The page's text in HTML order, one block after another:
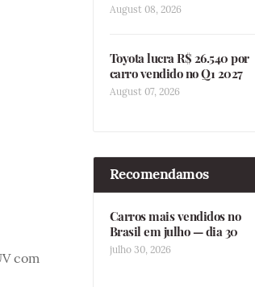
com
August 08, 2026
Toyota lucra R$ 26.540 por
carro vendido no Q1 2027
August 07, 2026
Recomendamos
Carros mais vendidos no
Brasil em julho — dia 30
julho 30, 2026